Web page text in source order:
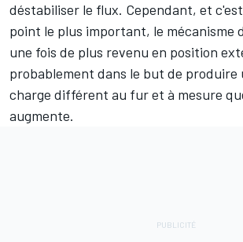
déstabiliser le flux. Cependant, et
point le plus important, le mécanisme
une fois de plus revenu en position
probablement dans le but de produire
charge différent au fur et à mesure
augmente.